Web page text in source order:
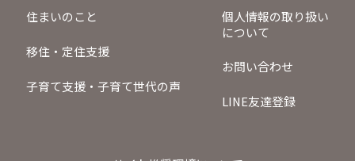
住まいのこと
移住・定住支援
子育て支援・子育て世代の声
個人情報の取り扱い
について
お問い合わせ
LINE友達登録